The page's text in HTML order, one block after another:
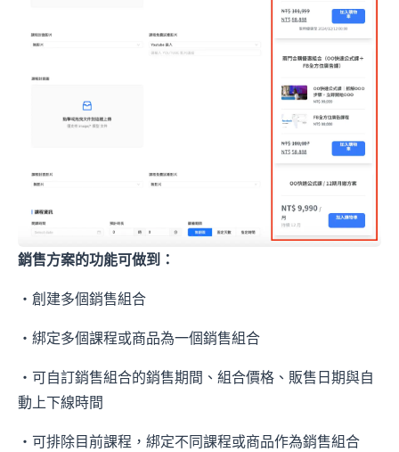
銷售方案的功能可做到：
・創建多個銷售組合
・綁定多個課程或商品為一個銷售組合
・可自訂銷售組合的銷售期間、組合價格、販售日期與自
動上下線時間
・可排除目前課程，綁定不同課程或商品作為銷售組合